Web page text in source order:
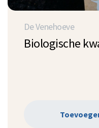
De Venehoeve
Biologische